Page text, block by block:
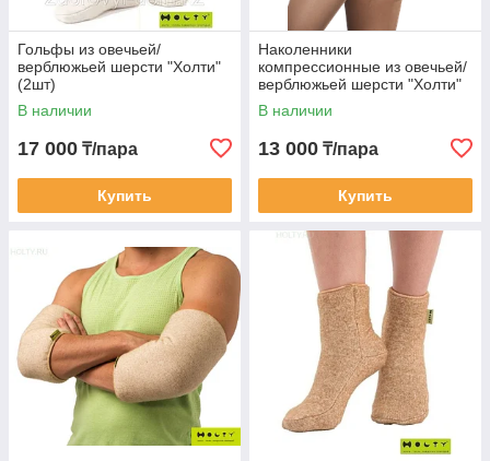
ожиданиям клиентов и удовлетворяющей их нужды и
потребности.
Гольфы из овечьей/
верблюжьей шерсти "Холти"
(2шт)
В наличии
17 000 ₸/пара
Купить
Наколенники
компрессионные из овечьей/
верблюжьей шерсти "Холти"
(2 шт.)
В наличии
13 000 ₸/пара
Купить